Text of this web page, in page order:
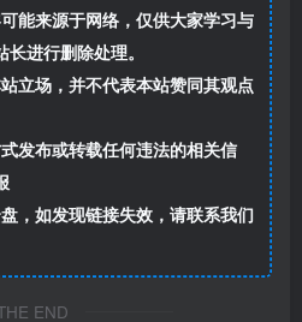
能来源于网络，仅供大家学习与
进行删除处理。
立场，并不代表本站赞同其观点
发布或转载任何违法的相关信
，如发现链接失效，请联系我们
END